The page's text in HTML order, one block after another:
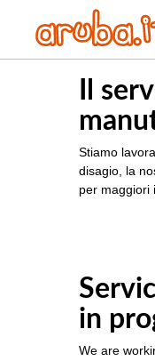
Il
Stiamo
disagio, la
per maggiori
in
We are